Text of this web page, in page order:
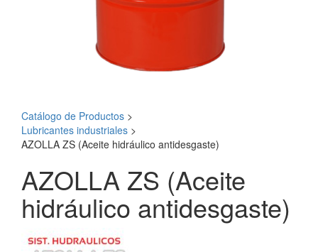
Catálogo de Productos >
Lubricantes industriales >
AZOLLA ZS (Aceite hidráulico antidesgaste)
AZOLLA ZS (Aceite
hidráulico antidesgaste)